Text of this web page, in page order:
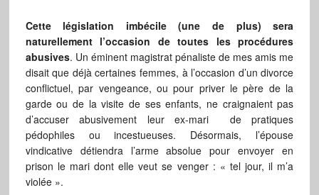
Cette législation imbécile (une de plus) sera
naturellement l’occasion de toutes les procédures
abusives. Un éminent magistrat pénaliste de mes amis me
disait que déjà certaines femmes, à l’occasion d’un divorce
conflictuel, par vengeance, ou pour priver le père de la
garde ou de la visite de ses enfants, ne craignaient pas
d’accuser abusivement leur ex-mari de pratiques
pédophiles ou incestueuses. Désormais, l’épouse
vindicative détiendra l’arme absolue pour envoyer en
prison le mari dont elle veut se venger : « tel jour, il m’a
violée ».